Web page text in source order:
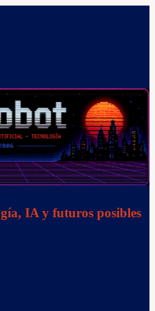
IA y futuros posibles